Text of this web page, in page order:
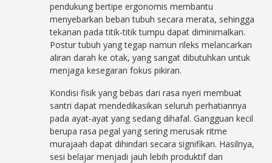
pendukung bertipe ergonomis membantu
menyebarkan beban tubuh secara merata, sehingga
tekanan pada titik-titik tumpu dapat diminimalkan.
Postur tubuh yang tegap namun rileks melancarkan
aliran darah ke otak, yang sangat dibutuhkan untuk
menjaga kesegaran fokus pikiran.
Kondisi fisik yang bebas dari rasa nyeri membuat
santri dapat mendedikasikan seluruh perhatiannya
pada ayat-ayat yang sedang dihafal. Gangguan kecil
berupa rasa pegal yang sering merusak ritme
murajaah dapat dihindari secara signifikan. Hasilnya,
sesi belajar menjadi jauh lebih produktif dan